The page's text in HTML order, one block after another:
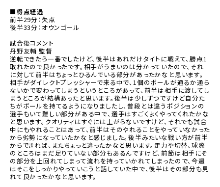
■得点経過
前半29分：失点
後半33分：オウンゴール
試合後コメント
丹野友輔 監督
逆転できたら一番でしたけど、後半はあれだけタイトに戦えて、勝点1
取れたので良かったです。相手がうまいのは分かっていたので、それ
に対して前半はちょっとひるんでいる部分があったかなと思います。
相手がダイレクトプレッシャーで来る中で、1個のボールが通るか通ら
ないかで変わってしまうというところがあって、前半は相手に渡してし
まうところが結構あったと思います。後半は少しずつですけど自分た
ちがボールを持てるようになりましたし、普段とは違うポジションの
選手もいて難しい部分がある中で、選手はすごくよくやってくれたかな
と思います。クオリティはすぐには上がらないですけど、それでも試合
中にもやれることはあって、前半はそのやれることをやっていなかった
から劣勢になっていたかなと感じました。後半みたいな戦い方が前半
からできれば、またちょっと違ったかなと思います。走力や切替、球際
のところはまだ足りていない部分もあるんですけど、前節は相手にそ
の部分を上回れてしまって流れを持っていかれてしまったので、今週
はそこをしっかりやっていこうと話していた中で、後半はその部分も見
れて良かったかなと思います。